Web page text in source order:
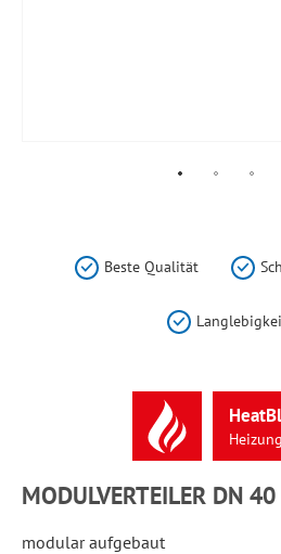
Beste Qualität
MODULVERTEILER DN
modular aufgebaut